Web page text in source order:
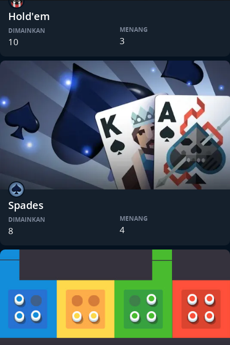
Hold'em
DIMAINKAN
10
MENANG
3
Spades
DIMAINKAN
8
MENANG
4